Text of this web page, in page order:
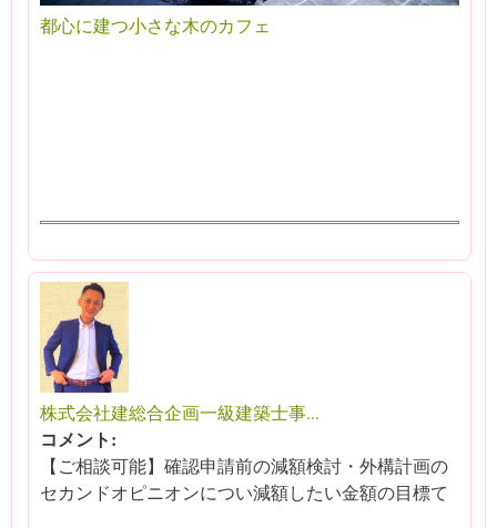
都心に建つ小さな木のカフェ
株式会社建総合企画一級建築士事...
コメント:
【ご相談可能】確認申請前の減額検討・外構計画の
セカンドオピニオンについ減額したい金額の目標て